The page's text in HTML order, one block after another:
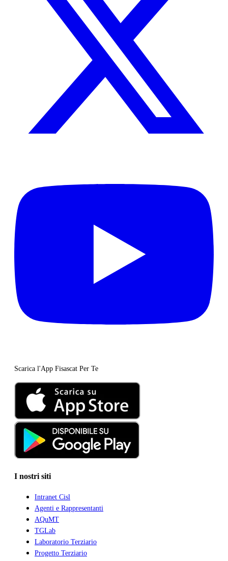
Scarica l'App Fisascat Per Te
I nostri siti
Intranet Cisl
Agenti e Rappresentanti
AQuMT
TGLab
Laboratorio Terziario
Progetto Terziario